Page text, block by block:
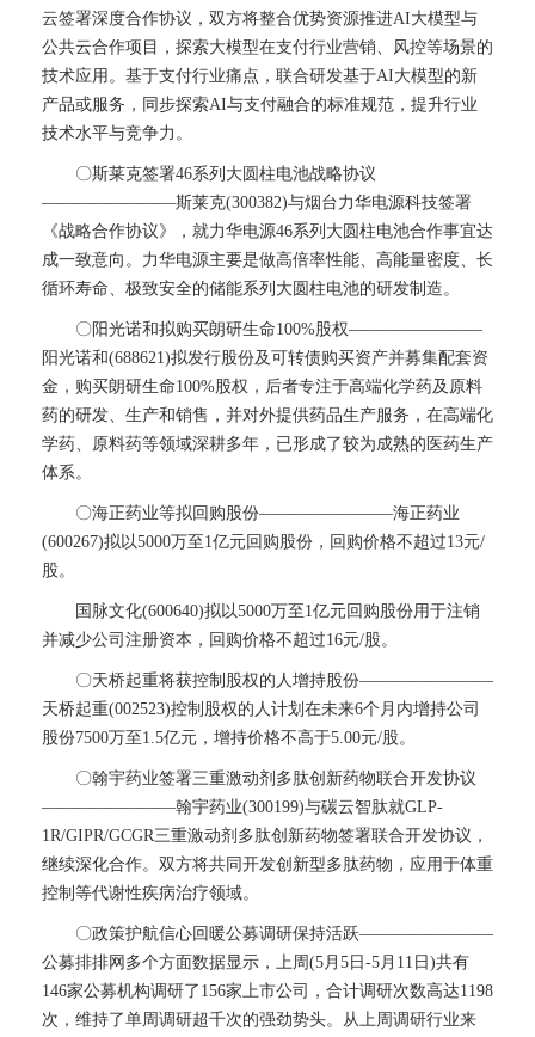
云签署深度合作协议，双方将整合优势资源推进AI大模型与
公共云合作项目，探索大模型在支付行业营销、风控等场景的
技术应用。基于支付行业痛点，联合研发基于AI大模型的新
产品或服务，同步探索AI与支付融合的标准规范，提升行业
技术水平与竞争力。
〇斯莱克签署46系列大圆柱电池战略协议
————————斯莱克(300382)与烟台力华电源科技签署
《战略合作协议》，就力华电源46系列大圆柱电池合作事宜达
成一致意向。力华电源主要是做高倍率性能、高能量密度、长
循环寿命、极致安全的储能系列大圆柱电池的研发制造。
〇阳光诺和拟购买朗研生命100%股权————————
阳光诺和(688621)拟发行股份及可转债购买资产并募集配套资
金，购买朗研生命100%股权，后者专注于高端化学药及原料
药的研发、生产和销售，并对外提供药品生产服务，在高端化
学药、原料药等领域深耕多年，已形成了较为成熟的医药生产
体系。
〇海正药业等拟回购股份————————海正药业
(600267)拟以5000万至1亿元回购股份，回购价格不超过13元/
股。
国脉文化(600640)拟以5000万至1亿元回购股份用于注销
并减少公司注册资本，回购价格不超过16元/股。
〇天桥起重将获控制股权的人增持股份————————
天桥起重(002523)控制股权的人计划在未来6个月内增持公司
股份7500万至1.5亿元，增持价格不高于5.00元/股。
〇翰宇药业签署三重激动剂多肽创新药物联合开发协议
————————翰宇药业(300199)与碳云智肽就GLP-
1R/GIPR/GCGR三重激动剂多肽创新药物签署联合开发协议，
继续深化合作。双方将共同开发创新型多肽药物，应用于体重
控制等代谢性疾病治疗领域。
〇政策护航信心回暖公募调研保持活跃————————
公募排排网多个方面数据显示，上周(5月5日-5月11日)共有
146家公募机构调研了156家上市公司，合计调研次数高达1198
次，维持了单周调研超千次的强劲势头。从上周调研行业来